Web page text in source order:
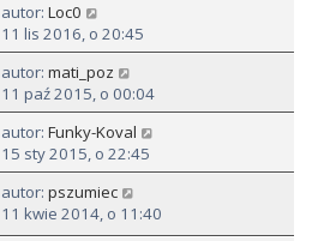
autor: Loc0
11 lis 2016, o 20:45
autor: mati_poz
11 paź 2015, o 00:04
autor: Funky-Koval
15 sty 2015, o 22:45
autor: pszumiec
11 kwie 2014, o 11:40